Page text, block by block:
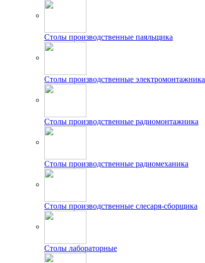
Столы производственные паяльщика
Столы производственные электромонтажника
Столы производственные радиомонтажника
Столы производственные радиомеханика
Столы производственные слесаря-сборщика
Столы лабораторные